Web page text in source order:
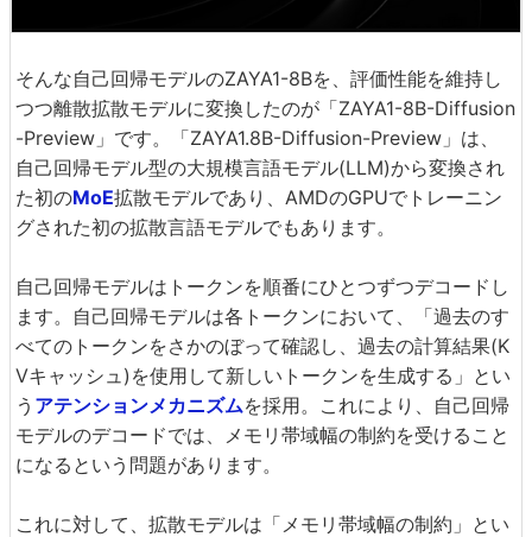
そんな自己回帰モデルのZAYA1-8Bを、評価性能を維持し
つつ離散拡散モデルに変換したのが「ZAYA1-8B-Diffusion
-Preview」です。「ZAYA1.8B-Diffusion-Preview」は、
自己回帰モデル型の大規模言語モデル(LLM)から変換され
た初のMoE拡散モデルであり、AMDのGPUでトレーニン
グされた初の拡散言語モデルでもあります。
自己回帰モデルはトークンを順番にひとつずつデコードし
ます。自己回帰モデルは各トークンにおいて、「過去のす
べてのトークンをさかのぼって確認し、過去の計算結果(K
Vキャッシュ)を使用して新しいトークンを生成する」とい
う アテンションメカニズムを採用。これにより、自己回帰
モデルのデコードでは、メモリ帯域幅の制約を受けること
になるという問題があります。
これに対して、拡散モデルは「メモリ帯域幅の制約」とい